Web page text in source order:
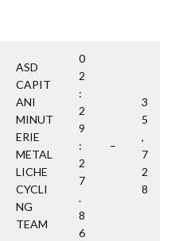
ASD
CAPIT
ANI
MINUT
ERIE
METAL
LICHE
CYCLI
NG
TEAM
0
2
:
2
9
:
2
7
.
8
6
–
3
5
,
7
2
8